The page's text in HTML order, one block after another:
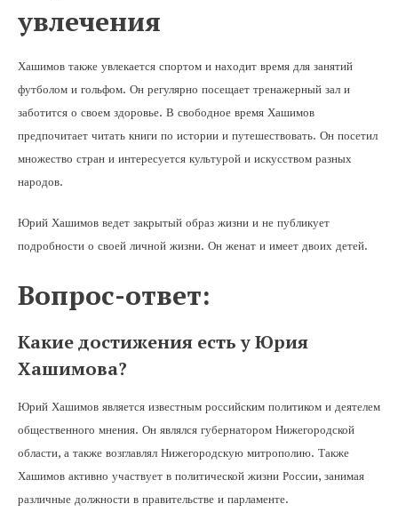
увлечения
Хашимов также увлекается спортом и находит время для занятий
футболом и гольфом. Он регулярно посещает тренажерный зал и
заботится о своем здоровье. В свободное время Хашимов
предпочитает читать книги по истории и путешествовать. Он посетил
множество стран и интересуется культурой и искусством разных
народов.
Юрий Хашимов ведет закрытый образ жизни и не публикует
подробности о своей личной жизни. Он женат и имеет двоих детей.
Вопрос-ответ:
Какие достижения есть у Юрия
Хашимова?
Юрий Хашимов является известным российским политиком и деятелем
общественного мнения. Он являлся губернатором Нижегородской
области, а также возглавлял Нижегородскую митрополию. Также
Хашимов активно участвует в политической жизни России, занимая
различные должности в правительстве и парламенте.